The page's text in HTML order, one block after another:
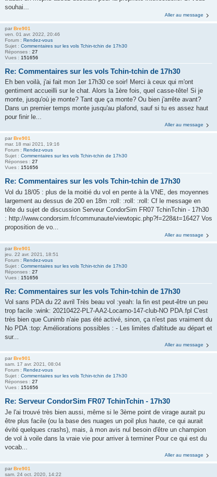
souhai...
Aller au message
par Bre901
ven. 01 avr. 2022, 20:46
Forum : Rendez-vous
Sujet : Commentaires sur les vols Tchin-tchin de 17h30
Réponses : 27
Vues : 151656
Re: Commentaires sur les vols Tchin-tchin de 17h30
Eh ben voilà, j'ai fait mon 1er 17h30 ce soir! Merci à ceux qui m'ont
gentiment accueilli sur le chat. Alors la 1ère fois, quel casse-tête! Si je
monte, jusqu'où je monte? Tant que ça monte? Ou bien j'arrête avant?
Dans un premier temps monte jusqu'au plafond, sauf si tu es assez haut
pour finir le...
Aller au message
par Bre901
mar. 18 mai 2021, 19:16
Forum : Rendez-vous
Sujet : Commentaires sur les vols Tchin-tchin de 17h30
Réponses : 27
Vues : 151656
Re: Commentaires sur les vols Tchin-tchin de 17h30
Vol du 18/05 : plus de la moitié du vol en pente à la VNE, des moyennes
largement au dessus de 200 en 18m :roll: :roll: :roll: Cf le message en
tête du sujet de discussion Serveur CondorSim FR07 TchinTchin - 17h30
: http://www.condorsim.fr/communaute/viewtopic.php?f=228&t=16427 Vos
proposition de vo...
Aller au message
par Bre901
jeu. 22 avr. 2021, 18:51
Forum : Rendez-vous
Sujet : Commentaires sur les vols Tchin-tchin de 17h30
Réponses : 27
Vues : 151656
Re: Commentaires sur les vols Tchin-tchin de 17h30
Vol sans PDA du 22 avril Très beau vol :yeah: la fin est peut-être un peu
trop facile :wink: 20210422-PL7-AA2-Locarno-147-club-NO PDA.fpl C'est
très bien que Cunimb n'aie pas été activé, sinon, ça n'est pas vraiment du
No PDA :top: Améliorations possibles : - Les limites d'altitude au départ et
sur...
Aller au message
par Bre901
sam. 17 avr. 2021, 08:04
Forum : Rendez-vous
Sujet : Commentaires sur les vols Tchin-tchin de 17h30
Réponses : 27
Vues : 151656
Re: Serveur CondorSim FR07 TchinTchin - 17h30
Je l'ai trouvé très bien aussi, même si le 3ème point de virage aurait pu
être plus facile (ou la base des nuages un poil plus haute, ce qui aurait
évité quelques crashs), mais, à mon avis nul besoin d'être un champion
de vol à voile dans la vraie vie pour arriver à terminer Pour ce qui est du
vocab...
Aller au message
par Bre901
sam. 24 oct. 2020, 14:22